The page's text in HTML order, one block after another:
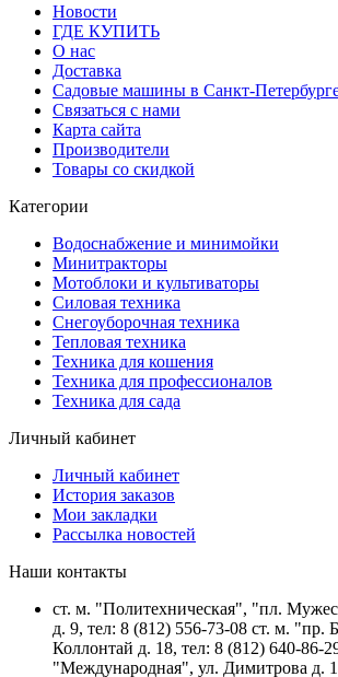
Новости
ГДЕ КУПИТЬ
О нас
Доставка
Садовые машины в Санкт-
Связаться с нами
Карта сайта
Производители
Товары со скидкой
Категории
Водоснабжение и минимойки
Минитракторы
Мотоблоки и культиваторы
Силовая техника
Снегоуборочная техника
Тепловая техника
Техника для кошения
Техника для профессионалов
Техника для сада
Личный кабинет
Личный кабинет
История заказов
Мои закладки
Рассылка новостей
Наши контакты
ст. м. "Политехническая", "пл.
д. 9, тел: 8 (812) 556-73-08 ст. м. "пр.
Коллонтай д. 18, тел: 8 (812) 640-86-
"Международная", ул. Димитрова д.